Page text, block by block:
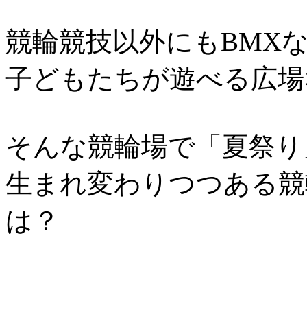
競輪競技以外にもBMX
子どもたちが遊べる広
そんな競輪場で「夏祭
生まれ変わりつつある
は？